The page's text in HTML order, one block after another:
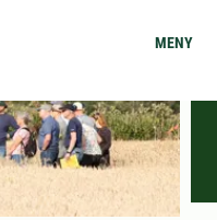
MENY